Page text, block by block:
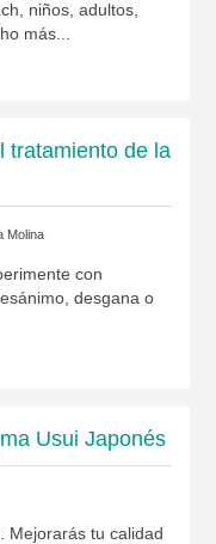
niños, adultos,
más...
tratamiento de la
Molina
con
desgana o
Usui Japonés
Mejorarás tu calidad